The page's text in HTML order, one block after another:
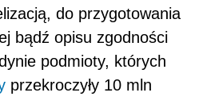
do przygotowania
bądź opisu zgodności
podmioty, których
przekroczyły 10 mln